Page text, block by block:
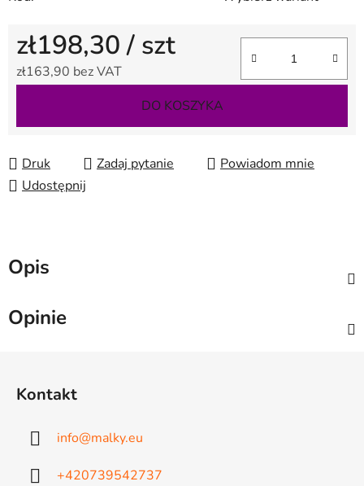
zł198,30/ szt
zł163,90 bez VAT
DO KOSZYKA
Druk Zadaj pytanie
Powiadom mnie
Udostępnij
Opis
Opinie
Kontakt
info@malky.eu
+420739542737